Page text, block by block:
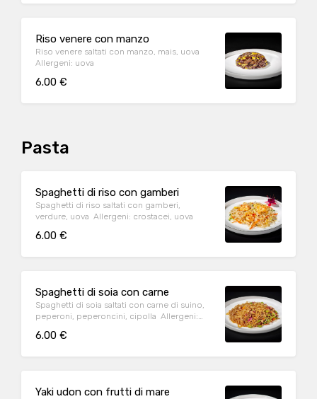
Riso venere con manzo
Riso venere saltati con manzo, mais, uova
Allergeni: uova
6.00 €
Pasta
Spaghetti di riso con gamberi
Spaghetti di riso saltati con gamberi,
verdure, uova Allergeni: crostacei, uova
6.00 €
Spaghetti di soia con carne
Spaghetti di soia saltati con carne di suino,
peperoni, peperoncini, cipolla Allergeni:
6.00 €
Yaki udon con frutti di mare